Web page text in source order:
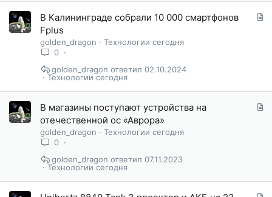
С
В Калининграде собрали 10 000 смартфонов
Fplus
golden_dragon
Технологии сегодня
0
Технологии сегодня
02.10.2024
golden_dragon
С
В магазины поступают устройства на
отечественной ос «Аврора»
golden_dragon
Технологии сегодня
0
Технологии сегодня
07.11.2023
golden_dragon